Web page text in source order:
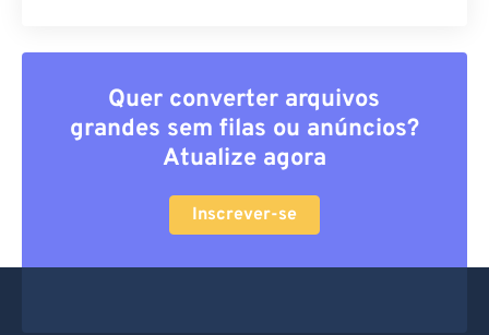
Quer converter arquivos
grandes sem filas ou anúncios?
Atualize agora
Inscrever-se